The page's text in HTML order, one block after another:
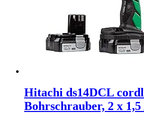
Hitachi ds14DCL
Bohrschrauber, 2 x